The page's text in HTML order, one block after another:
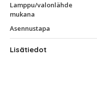
Lamppu/valonlähde
mukana
Asennustapa
Lisätiedot